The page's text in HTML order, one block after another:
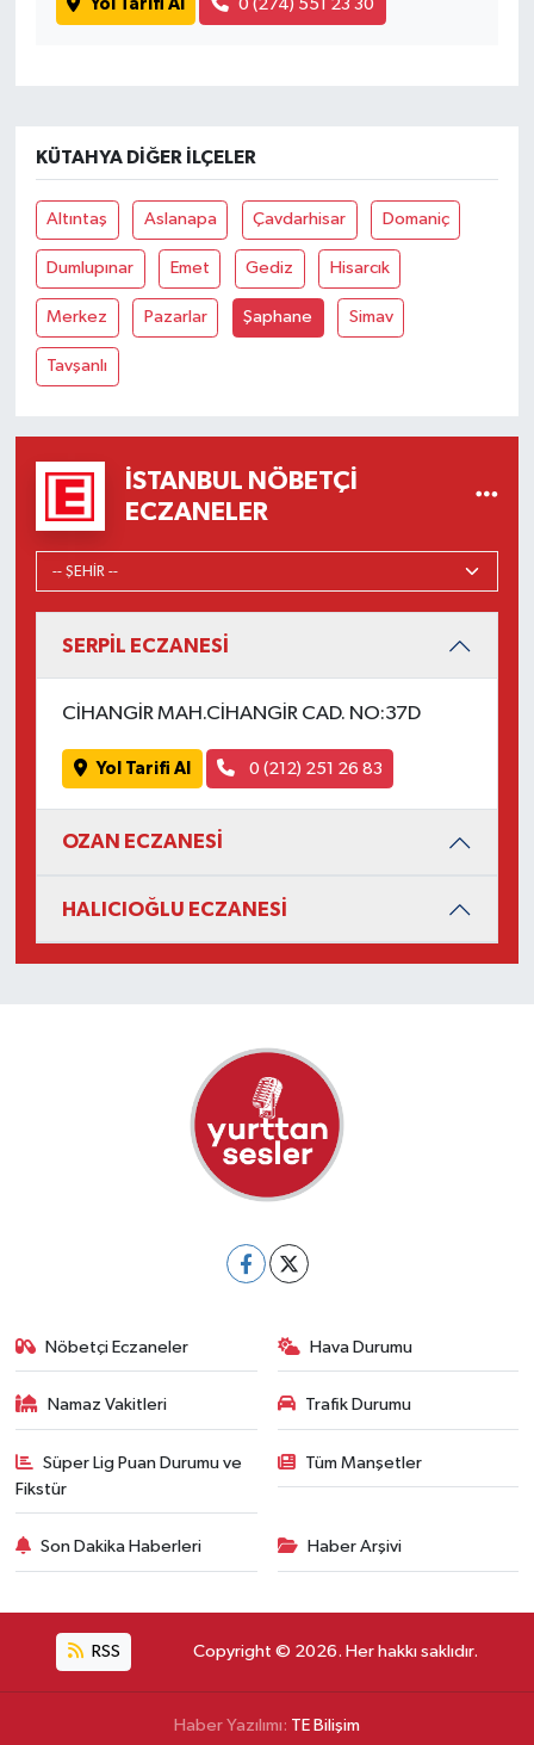
Yol Tarifi Al 0 (274) 551 23 30
KÜTAHYA DIĞER İLÇELER
Altıntaş Aslanapa Çavdarhisar Domaniç
Dumlupınar Emet Gediz Hisarcık
Merkez Pazarlar Şaphane Simav
Tavşanlı
İSTANBUL NÖBETÇI
ECZANELER
SERPİL ECZANESİ
CİHANGİR MAH.CİHANGİR CAD. NO:37D
Yol Tarifi Al 0 (212) 251 26 83
OZAN ECZANESİ
HALICIOĞLU ECZANESİ
Nöbetçi Eczaneler Hava Durumu
Namaz Vakitleri Trafik Durumu
Süper Lig Puan Durumu ve
Fikstür
Tüm Manşetler
Son Dakika Haberleri Haber Arşivi
RSS Copyright © 2026. Her hakkı saklıdır.
Haber Yazılımı: TE Bilişim